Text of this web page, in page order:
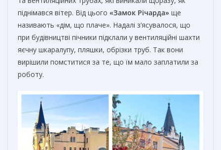
піднімався вітер. Від цього «Замок Річарда» ще
називають «дім, що плаче». Надалі з’ясувалося, що
при будівництві пічники підклали у вентиляційні шахти
яєчну шкаралупу, пляшки, обрізки труб. Так вони
вирішили помститися за те, що їм мало заплатили за
роботу.